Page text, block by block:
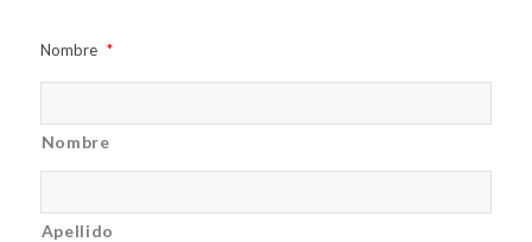
Nombre *
Nombre
Apellido